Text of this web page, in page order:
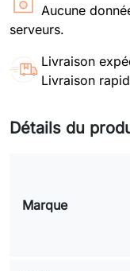
Aucune
serveurs.
Livraison
Livraison
Détails du
Marque